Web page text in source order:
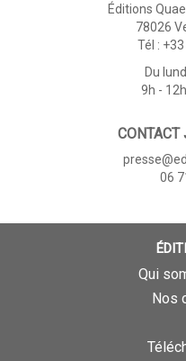
Éditions
78026
Tél :
Du
9h -
CONTACT
06
Qui
Nos